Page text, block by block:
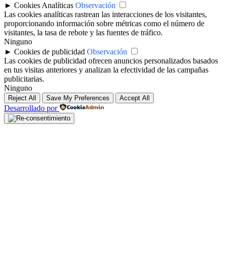
► Cookies Analíticas Observación
Las cookies analíticas rastrean las interacciones de los visitantes,
proporcionando información sobre métricas como el número de
visitantes, la tasa de rebote y las fuentes de tráfico.
Ninguno
► Cookies de publicidad Observación
Las cookies de publicidad ofrecen anuncios personalizados basados
en tus visitas anteriores y analizan la efectividad de las campañas
publicitarias.
Ninguno
Reject All Save My Preferences Accept All
Desarrollado por